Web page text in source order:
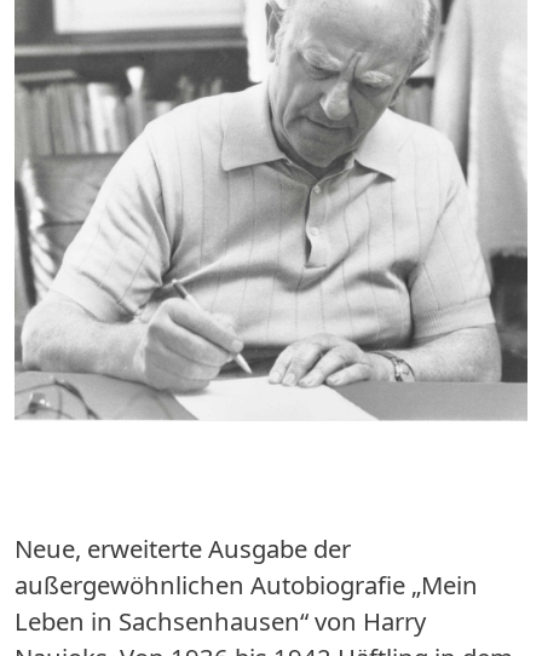
Neue, erweiterte Ausgabe der
außergewöhnlichen Autobiografie „Mein
Leben in Sachsenhausen“ von Harry